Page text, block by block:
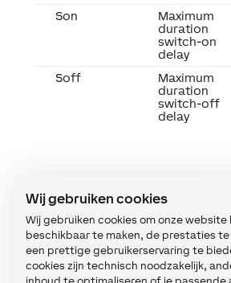
Wij gebruiken cookies
Wij gebruiken cookies om onze
beschikbaar te maken, de prestaties
een prettige gebruikerservaring te
cookies zijn technisch noodzakelijk,
inhoud te optimaliseren of je passende
Son
Maximum
duration
switch-on
delay
Soff
Maximum
duration
switch-off
delay
Timing Diagram↑